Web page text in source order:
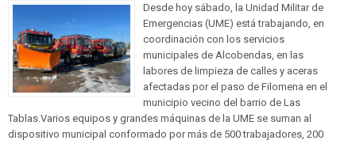
Desde hoy sábado, la Unidad Militar de
Emergencias (UME) está trabajando, en
coordinación con los servicios
municipales de Alcobendas, en las
labores de limpieza de calles y aceras
afectadas por el paso de Filomena en el
municipio vecino del barrio de Las
Tablas.Varios equipos y grandes máquinas de la UME se suman al
dispositivo municipal conformado por más de 500 trabajadores, 200